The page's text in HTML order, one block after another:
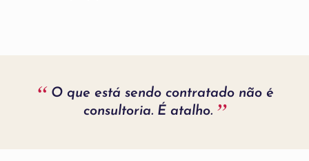
“ O que está sendo contratado não é
consultoria. É atalho. ”